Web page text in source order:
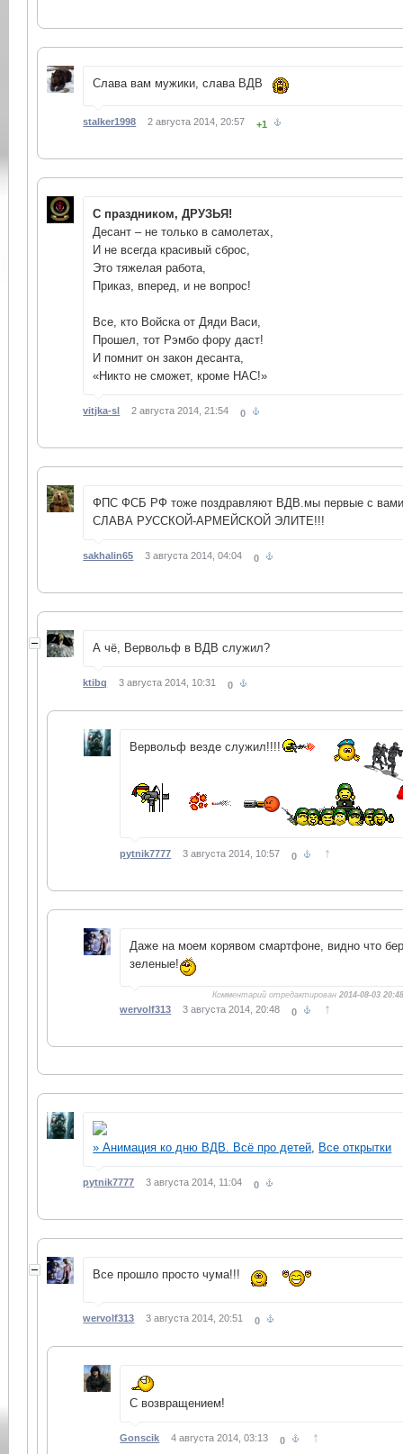
Слава вам мужики, слава ВДВ
stalker1998 2 августа 2014, 20:57 +1
С праздником, ДРУЗЬЯ!
Десант – не только в самолетах,
И не всегда красивый сброс,
Это тяжелая работа,
Приказ, вперед, и не вопрос!
Все, кто Войска от Дяди Васи,
Прошел, тот Рэмбо фору даст!
И помнит он закон десанта,
«Никто не сможет, кроме НАС!»
vitjka-sl 2 августа 2014, 21:54 0
ФПС ФСБ РФ тоже поздравляют ВДВ.мы первые с
СЛАВА РУССКОЙ-АРМЕЙСКОЙ ЭЛИТЕ!!!
sakhalin65 3 августа 2014, 04:04 0
А чё, Вервольф в ВДВ служил?
ktibq 3 августа 2014, 10:31 0
Вервольф везде служил!!!!
pytnik7777 3 августа 2014, 10:57 0 ↑
Даже на моем корявом смартфоне, видно что
зеленые!
Комментарий отредактирован2014-08-03
wervolf313 3 августа 2014, 20:48 0 ↑
» Анимация ко дню ВДВ. Всё про детей, Все открытки
pytnik7777 3 августа 2014, 11:04 0
Все прошло просто чума!!!
wervolf313 3 августа 2014, 20:51 0
С возвращением!
Gonscik 4 августа 2014, 03:13 0 ↑